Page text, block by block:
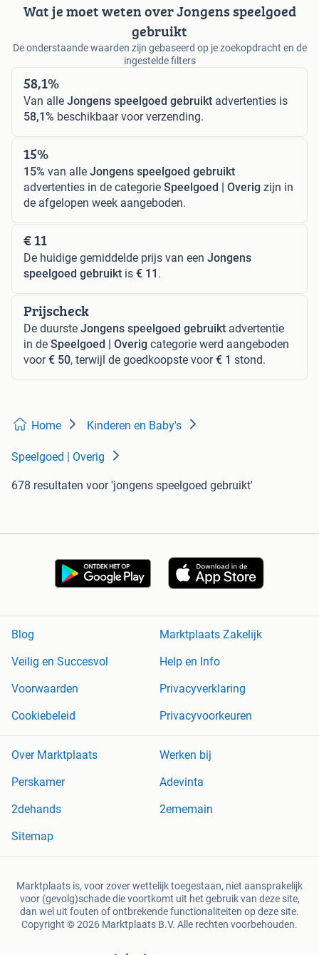
Wat je moet weten over Jongens speelgoed
gebruikt
De onderstaande waarden zijn gebaseerd op je zoekopdracht en de
ingestelde filters
58,1%
Van alle Jongens speelgoed gebruikt advertenties is
58,1% beschikbaar voor verzending.
15%
15% van alle Jongens speelgoed gebruikt
advertenties in de categorie Speelgoed | Overig zijn in
de afgelopen week aangeboden.
€ 11
De huidige gemiddelde prijs van een Jongens
speelgoed gebruikt is € 11 .
Prijscheck
De duurste Jongens speelgoed gebruikt advertentie
in de Speelgoed | Overig categorie werd aangeboden
voor€ 50, terwijl de goedkoopste voor€ 1 stond.
Home Kinderen en Baby's
Speelgoed | Overig
678 resultaten voor 'jongens speelgoed gebruikt'
Blog
Marktplaats Zakelijk
Veilig en Succesvol
Help en Info
Voorwaarden
Privacyverklaring
Cookiebeleid
Privacyvoorkeuren
Over Marktplaats
Werken bij
Perskamer
Adevinta
2dehands
2ememain
Sitemap
Marktplaats is, voor zover wettelijk toegestaan, niet aansprakelijk
voor (gevolg)schade die voortkomt uit het gebruik van deze site,
dan wel uit fouten of ontbrekende functionaliteiten op deze site.
Copyright © 2026 Marktplaats B.V. Alle rechten voorbehouden.